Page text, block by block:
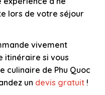
lors de votre séjour
vivement
itinéraire si vous
culinaire de Phu Quoc
un devis gratuit !